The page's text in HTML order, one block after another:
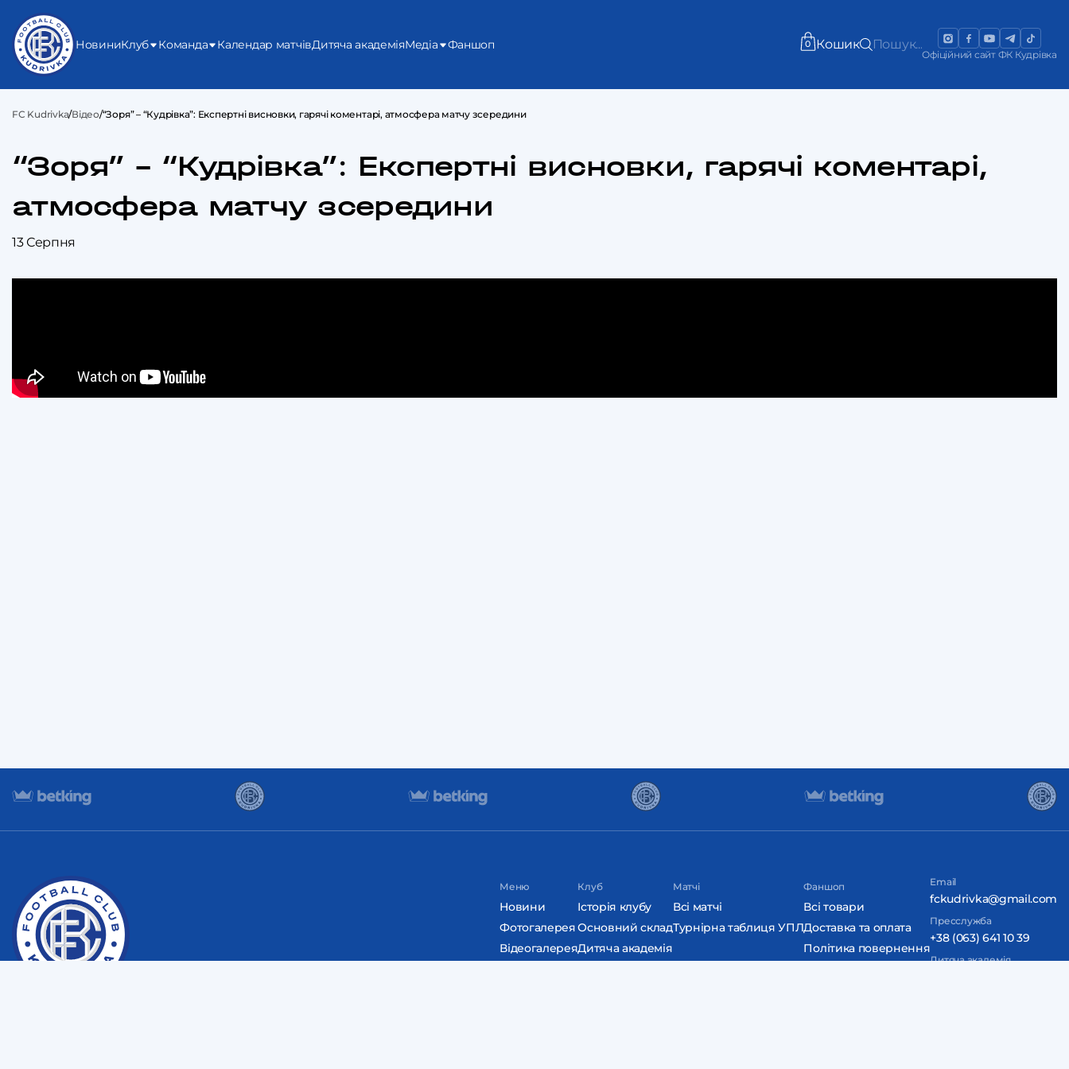
НовиниКлуб Команда Календар матчівДитяча академіяМедіа Фаншоп 0 Кошик Пошук...
Офіційний сайт ФК Кудрівка
FC Kudrivka/Відео/“Зоря” – “Кудрівка”: Експертні висновки, гарячі коментарі, атмосфера матчу зсередини
“Зоря” – “Кудрівка”: Експертні висновки, гарячі коментарі,
атмосфера матчу зсередини
13 Серпня
Меню
Новини
Фотогалерея
Відеогалерея
Клуб
Історія клубу
Основний склад
Дитяча академія
Матчі
Всі матчі
Турнірна таблиця УПЛ
Фаншоп
Всі товари
Доставка та оплата
Політика повернення
Email
fckudrivka@gmail.com
Пресслужба
+38 (063) 641 10 39
Дитяча академія